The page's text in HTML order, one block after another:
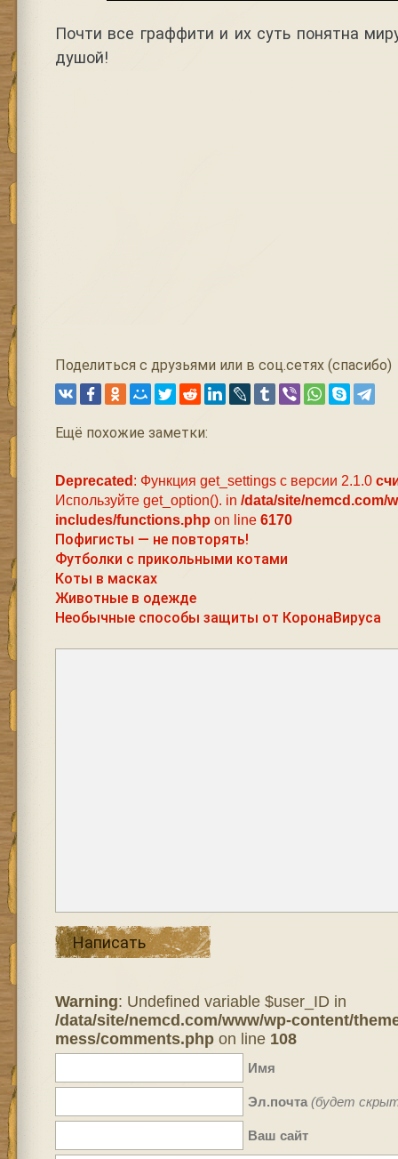
Почти все граффити и их суть понятна
душой!
Поделиться с друзьями или в соц.сетях (спасибо)
Ещё похожие заметки:
Deprecated : Функция get_settings с версии 2.1.0
Используйте get_option(). in /data/site/nemcd.com/
includes/functions.php on line 6170
Пофигисты — не повторять!
Футболки с прикольными котами
Коты в масках
Животные в одежде
Необычные способы защиты от КоронаВируса
Написать
Warning: Undefined variable $user_ID in
/data/site/nemcd.com/www/wp-content/
mess/comments.phpon line 108
Имя
Эл.почта (будет
Ваш сайт